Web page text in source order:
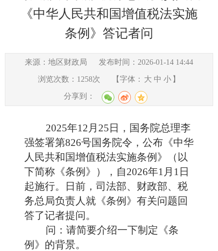
《中华人民共和国增值税法实施
条例》答记者问
来源：地区财政局 发布时间：2026-01-14 14:44
浏览次数： 1258次 【字体： 大 中 小 】
分享到：
2025年12月25日，国务院总理李
强签署第826号国务院令，公布《中华
人民共和国增值税法实施条例》（以
下简称《条例》），自2026年1月1日
起施行。日前，司法部、财政部、税
务总局负责人就《条例》有关问题回
答了记者提问。
问：请简要介绍一下制定《条
例》的背景。